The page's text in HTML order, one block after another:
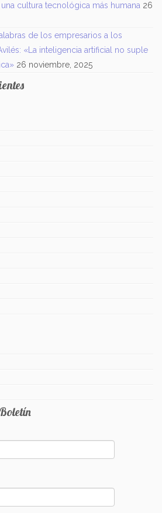
cultura tecnológica más humana 26
de los empresarios a los
«La inteligencia artificial no suple
26 noviembre, 2025